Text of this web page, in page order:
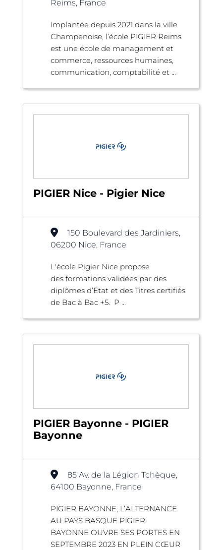
Reims, France
Implantée depuis 2021 dans la ville
Champenoise, l’école PIGIER Reims
est une école de management et
commerce, ressources humaines,
communication, comptabilité et ...
PIGIER Nice - Pigier Nice
150 Boulevard des Jardiniers,
06200 Nice, France
L'école Pigier Nice propose
des formations validées par des
diplômes d’État et des Titres certifiés
de Bac à Bac +5. P ...
PIGIER Bayonne - PIGIER
Bayonne
85 Av. de la Légion Tchèque,
64100 Bayonne, France
PIGIER BAYONNE, L’ALTERNANCE
AU PAYS BASQUE PIGIER
BAYONNE OUVRE SES PORTES EN
SEPTEMBRE 2023 EN PLEIN CŒUR